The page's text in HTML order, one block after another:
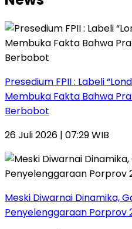
Presedium FPII : Labeli
Membuka Fakta Bahwa
Berbobot
26 Juli 2026 | 07:29 WIB
Meski Diwarnai Dinamika,
Penyelenggaraan Porprov